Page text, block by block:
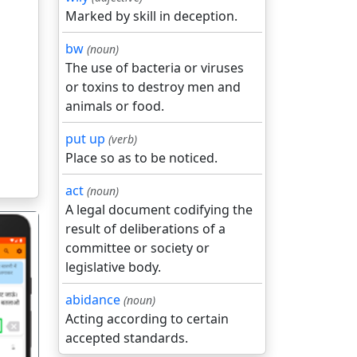
Marked by skill in deception.
bw (noun)
The use of bacteria or viruses
or toxins to destroy men and
animals or food.
put up (verb)
Place so as to be noticed.
act (noun)
A legal document codifying the
result of deliberations of a
committee or society or
legislative body.
abidance (noun)
Acting according to certain
accepted standards.